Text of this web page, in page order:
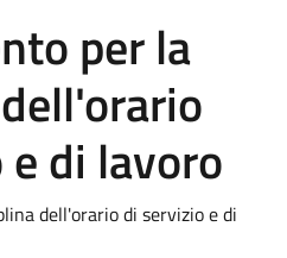
per la
di lavoro
dell'orario di servizio e di